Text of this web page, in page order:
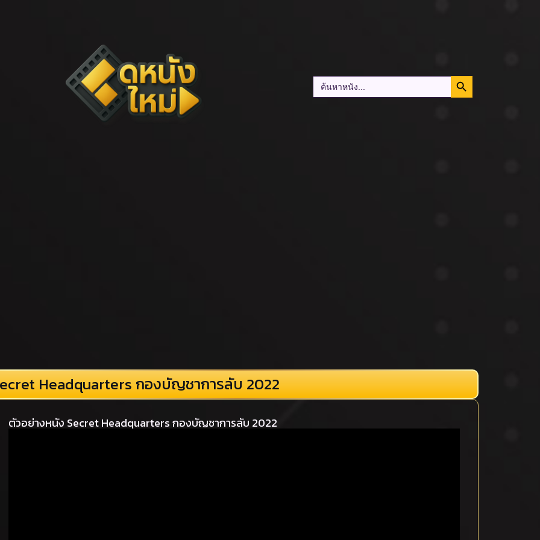
Search
for:
Search Button
Headquarters กองบัญชาการลับ 2022
ตัวอย่างหนัง Secret Headquarters กองบัญชาการลับ 2022